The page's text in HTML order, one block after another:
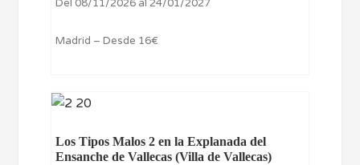
Del 08/11/2026 al 24/01/2027
Madrid – Desde 16€
Los Tipos Malos 2 en la Explanada del
Ensanche de Vallecas (Villa de Vallecas)